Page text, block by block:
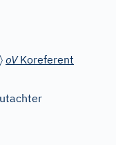
〉 oVKoreferent